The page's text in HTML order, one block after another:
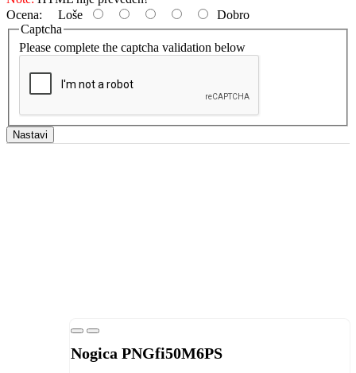
Ocena: Loše
Dobro
Captcha
Please complete the captcha validation below
Nastavi
Nogica PNGfi50M6PS